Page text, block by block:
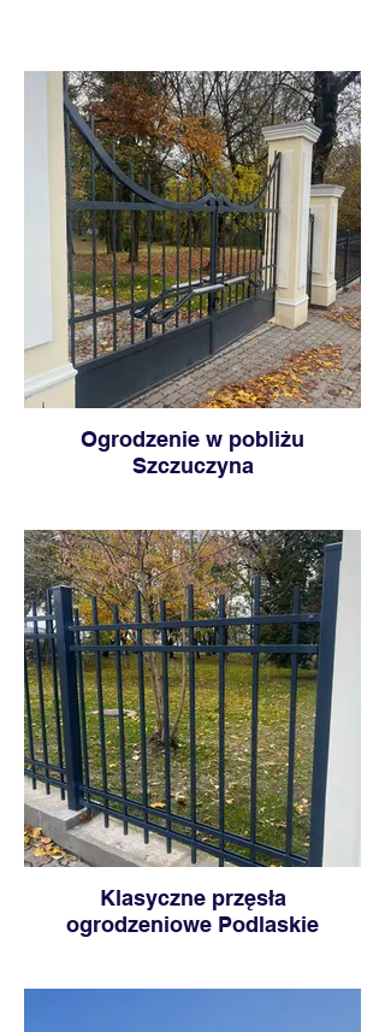
Ogrodzenie w pobliżu
Szczuczyna
Klasyczne przęsła
ogrodzeniowe Podlaskie